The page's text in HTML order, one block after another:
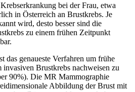
bei der Frau, etwa
in Österreich an Brustkrebs. Je
wird, desto besser sind die
zu einem frühen Zeitpunkt
das genaueste Verfahren um frühe
invasiven Brustkrebs nachweisen zu
90%). Die MR Mammographie
Abbildung der Brust mit